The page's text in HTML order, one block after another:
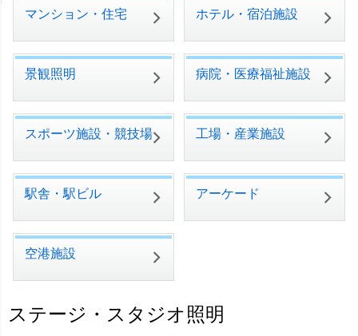
マンション・住宅 ホテル・宿泊施設
景観照明 病院・医療福祉施設
スポーツ施設・競技場 工場・産業施設
駅舎・駅ビル アーケード
空港施設
ステージ・スタジオ照明